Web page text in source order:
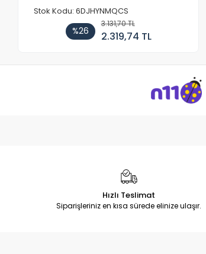
Stok Kodu: 6DJHYNMQCS
%26
3.131,70 TL
2.319,74 TL
Hızlı Teslimat
Siparişleriniz en kısa sürede elinize ulaşır.